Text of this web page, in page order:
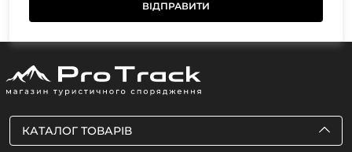
КАТАЛОГ ТОВАРІВ